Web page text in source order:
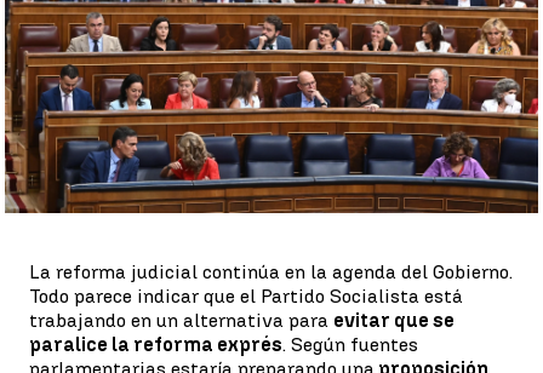
Ana M. Castaño
Publicado:21 de diciembre de 2022, 08:22
WhatsappFacebook
X Linkedin
La reforma judicial continúa en la agenda del Gobierno.
Todo parece indicar que el Partido Socialista está
trabajando en un alternativa para evitar que se
paralice la reforma exprés. Según fuentes